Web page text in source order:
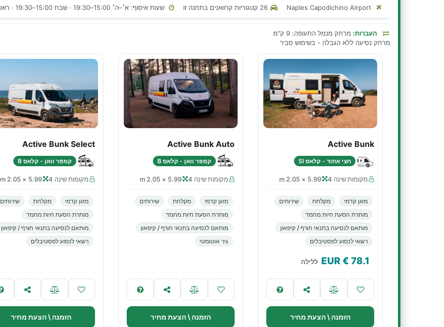
שעות איסוף: א׳–ה׳ 15:00–19:30 · שבת 15:00–19:30 · ראשון 15:00–19:30
העברות: מרחק מנמל התעופה: 9 ק"מ
מרחק נסיעה ללא הגבלה - בשימוש סביר
Active Bunk
חצי אחוד - קלאס SI
מקומות שינה 4 5.99 × 2.05 m
מזגן קדמי מקלחת
שירותים
מותרת הסעת חיות מחמד
מותאם לנסיעה בתנאי חורף / קיפאון
רשאי לנסוע לפסטיבלים
78.1
€ EUR ללילה
הזמנה \ הצעת מחיר
Active Bunk Auto
קמפר וואן - קלאס B
מקומות שינה 4 5.99 × 2.05 m
מזגן קדמי מקלחת
שירותים
מותרת הסעת חיות מחמד
מותאם לנסיעה בתנאי חורף / קיפאון
גיר אוטומטי
הזמנה \ הצעת מחיר
Active Bunk Select
קמפר וואן - קלאס B
מקומות שינה 4 5.99 × 2.05 m
מזגן קדמי מקלחת
שירותים
מותרת הסעת חיות מחמד
מותאם לנסיעה בתנאי חורף / קיפאון
רשאי לנסוע לפסטיבלים
הזמנה \ הצעת מחיר